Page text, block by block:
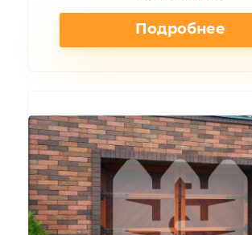
Подробнее